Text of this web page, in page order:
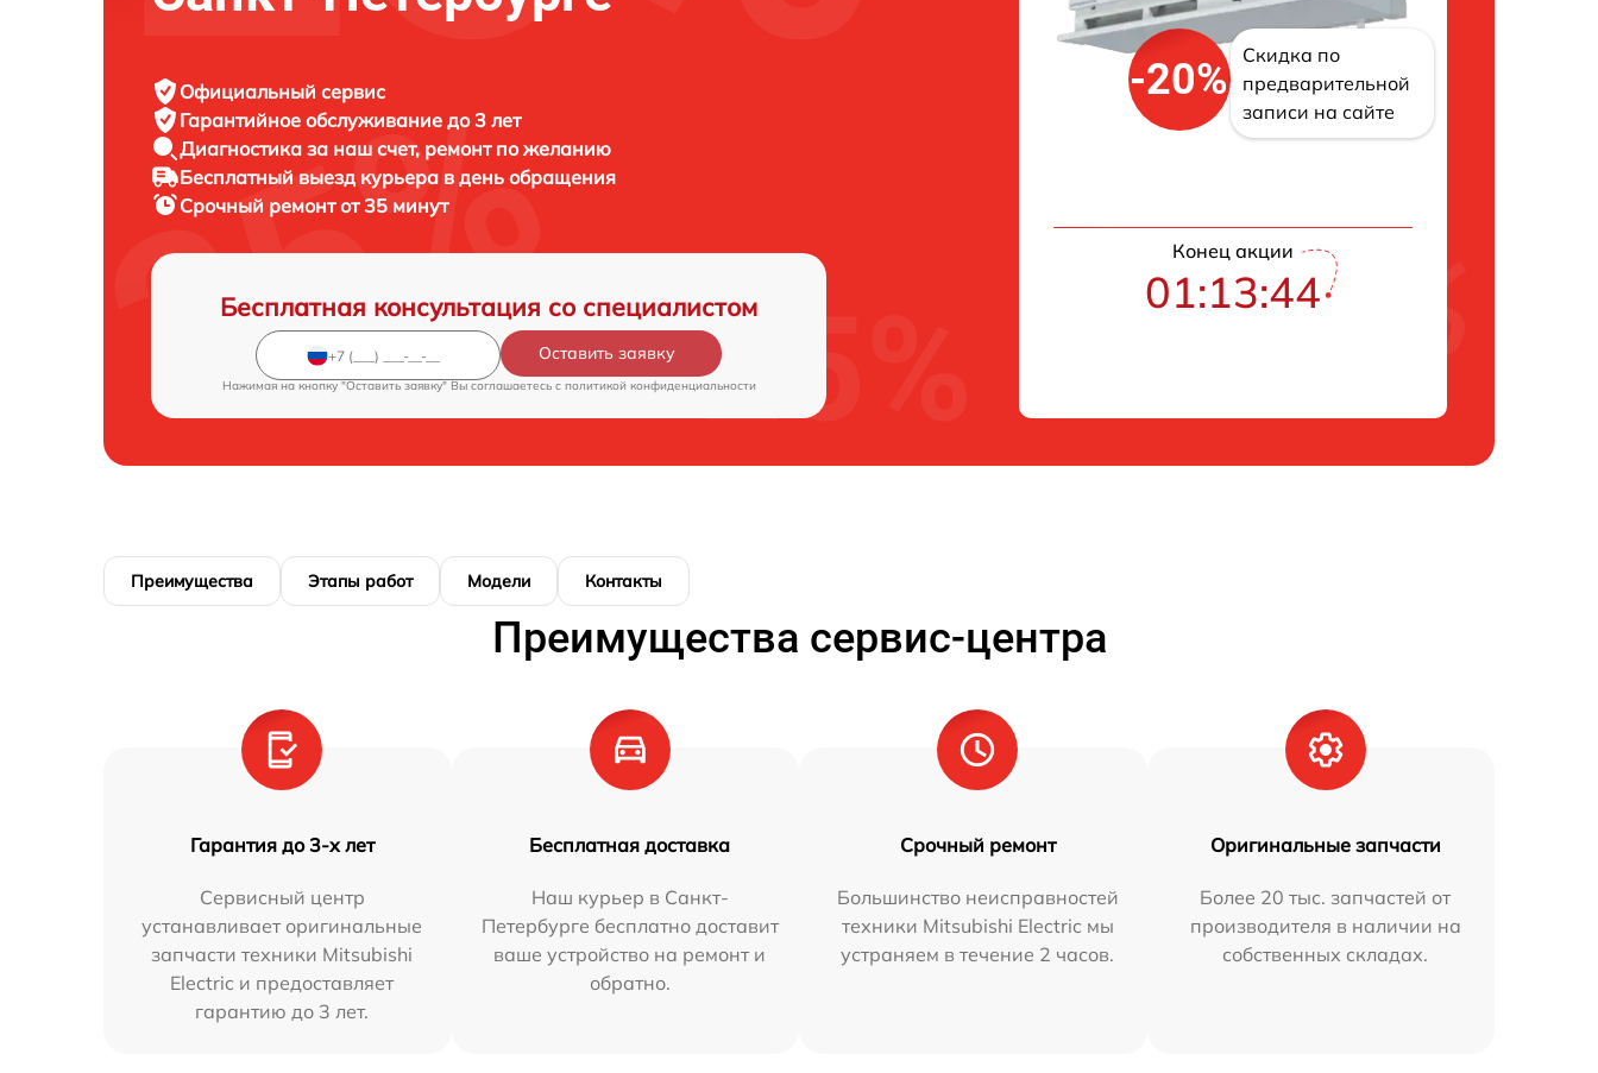
Официальный сервис
Гарантийное обслуживание до 3 лет
Диагностика за наш счет, ремонт по желанию
Бесплатный выезд курьера в день обращения
Срочный ремонтот 35 минут
Бесплатная консультация со специалистом
Оставить заявку
Нажимая на кнопку "Оставить заявку" Вы соглашаетесь c политикой конфиденциальности
-20%
Скидка по
предварительной
записи на сайте
Конец акции
01:13:43
Преимущества Этапы работ Модели Контакты
Преимущества сервис-центра
Гарантия до 3-х лет
Сервисный центр
устанавливает оригинальные
запчасти техники Mitsubishi
Electric и предоставляет
гарантию до 3 лет.
Бесплатная доставка
Наш курьер в Санкт-
Петербурге бесплатно доставит
ваше устройство на ремонт и
обратно.
Срочный ремонт
Большинство неисправностей
техники Mitsubishi Electric мы
устраняем в течение 2 часов.
Оригинальные запчасти
Более 20 тыс. запчастей от
производителя в наличии на
собственных складах.